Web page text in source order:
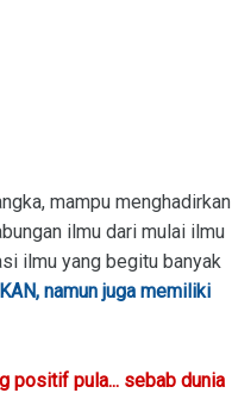
mampu menghadirkan
ilmu dari mulai ilmu
ilmu yang begitu banyak
namun juga memiliki
positif pula... sebab dunia